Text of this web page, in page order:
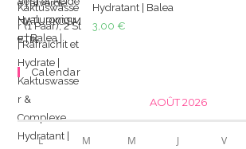
Hydratant | Balea
3,00 €
Calendar
AOÛT 2026
L M M J V